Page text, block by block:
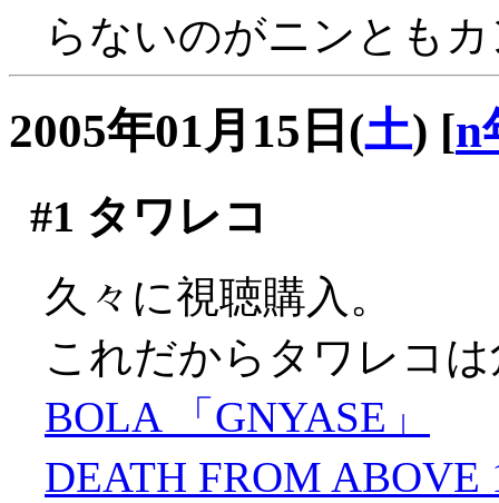
らないのがニンとも
2005年01月15日(土) [n
#1 タワレコ
久々に視聴購入。
これだからタワレコ
BOLA 「GNYASE」
DEATH FROM ABOVE